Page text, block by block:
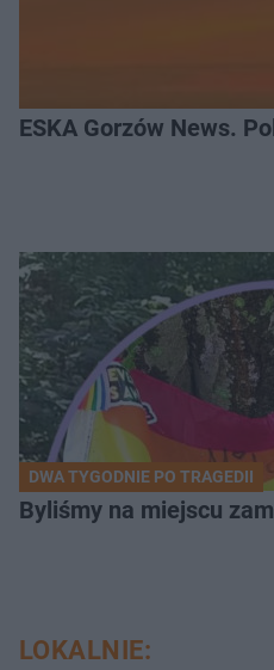
ESKA Gorzów News.
DWA TYGODNIE PO TRAGEDII
Byliśmy na miejscu
LOKALNIE: